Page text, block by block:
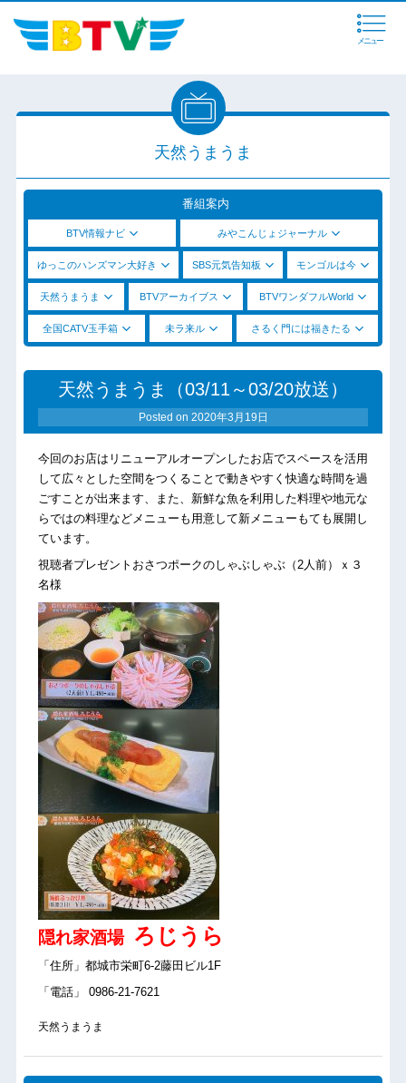
メニュー
天然うまうま
番組案内
BTV情報ナビ みやこんじょジャーナル
ゆっこのハンズマン大好き SBS元気告知板 モンゴルは今
天然うまうま BTVアーカイブス BTVワンダフルWorld
全国CATV玉手箱 未ラ来ル さるく門には福きたる
天然うまうま（03/11～03/20放送）
Posted on 2020年3月19日
今回のお店はリニューアルオープンしたお店でスペースを活用
して広々とした空間をつくることで動きやすく快適な時間を過
ごすことが出来ます、また、新鮮な魚を利用した料理や地元な
らではの料理などメニューも用意して新メニューもても展開し
ています。
視聴者プレゼントおさつポークのしゃぶしゃぶ（2人前）ｘ３
名様
隠れ家酒場 ろじうら
「住所」都城市栄町6-2藤田ビル1F
「電話」 0986-21-7621
天然うまうま